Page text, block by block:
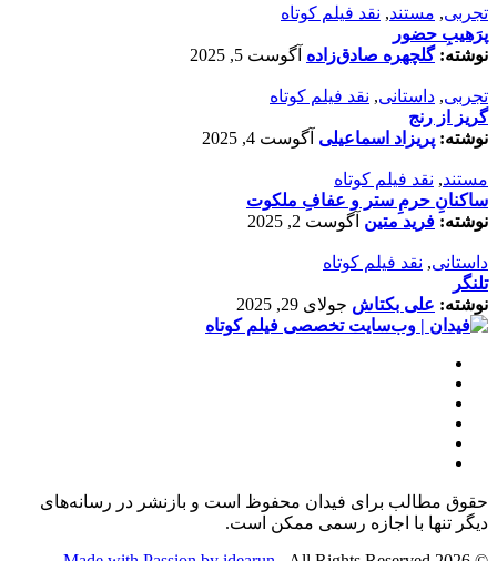
تجربی, مستند, نقد فیلم کوتاه
پرَهیب‌ِ حضور
نوشته:گلچهره صادق‌زاده آگوست 5, 2025
تجربی, داستانی, نقد فیلم کوتاه
گریز از رنج
نوشته: پریزاد اسماعیلی آگوست 4, 2025
مستند, نقد فیلم کوتاه
ساکنانِ حرمِ ستر و عفافِ ملکوت
نوشته: فرید متین آگوست 2, 2025
داستانی, نقد فیلم کوتاه
تلنگر
نوشته: علی بکتاش جولای 29, 2025
حقوق مطالب برای فیدان محفوظ است و بازنشر در رسانه‌های
دیگر تنها با اجازه رسمی ممکن است.